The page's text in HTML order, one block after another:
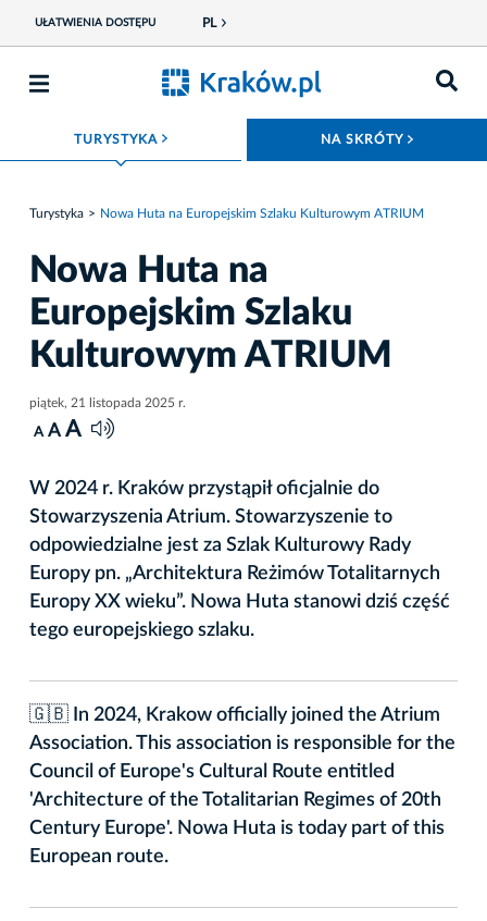
UŁATWIENIA DOSTĘPU PL
TURYSTYKA ROZWIŃ MENU NA SKRÓTY
Turystyka Nowa Huta na Europejskim Szlaku Kulturowym ATRIUM
Nowa Huta na
Europejskim Szlaku
Kulturowym ATRIUM
piątek, 21 listopada 2025 r.
A A A
W 2024 r. Kraków przystąpił oficjalnie do
Stowarzyszenia Atrium. Stowarzyszenie to
odpowiedzialne jest za Szlak Kulturowy Rady
Europy pn. „Architektura Reżimów Totalitarnych
Europy XX wieku”. Nowa Huta stanowi dziś część
tego europejskiego szlaku.
🇬🇧 In 2024, Krakow officially joined the Atrium
Association. This association is responsible for the
Council of Europe's Cultural Route entitled
'Architecture of the Totalitarian Regimes of 20th
Century Europe'. Nowa Huta is today part of this
European route.